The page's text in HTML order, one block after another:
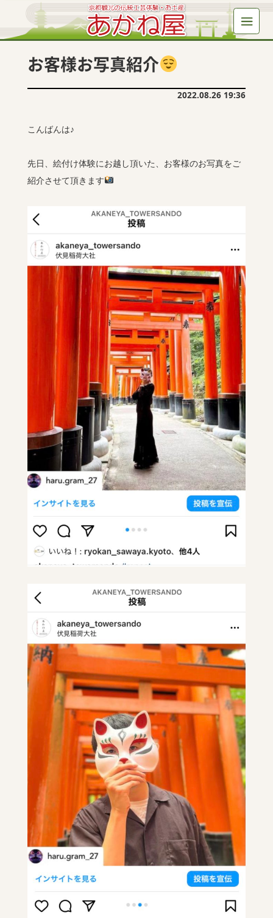
お客様お写真紹介
2022.08.26 19:36
こんばんは♪
先日、絵付け体験にお越し頂いた、お客様のお写真をご
紹介させて頂きます